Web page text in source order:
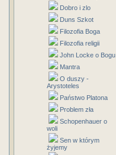
Dobro i zlo
Duns Szkot
Filozofia Boga
Filozofia religii
John Locke o Bogu
Mantra
O duszy -
Arystoteles
Państwo Platona
Problem zła
Schopenhauer o
woli
Sen w którym
żyjemy